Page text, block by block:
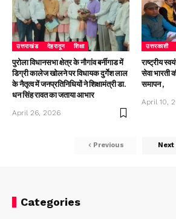
उत्तराखंड देहरादून शिक्षा
पुरोला विधानसभा क्षेत्र के नौगांव बर्नीगाड में
डिग्री कालेज खोलने पर विधायक दुर्गेश लाल
के नैतृत्व में जनप्रतिनिधियों ने शिक्षामंत्री डा.
धन सिंह रावत का जताया आभार
April 26, 2026
उत्तरकाशी
राष्ट्रीय
सेवा भारती
समापन ,
April 10,
Previous Next
Categories